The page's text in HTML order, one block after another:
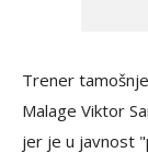
Trener
Malage Viktor
jer je u javnost